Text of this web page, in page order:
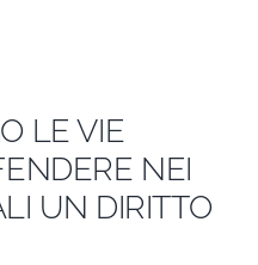
LE VIE
NEI
UN DIRITTO